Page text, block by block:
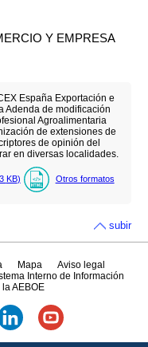
Y EMPRESA
España Exportación e
Adenda de modificación
Agroalimentaria
de extensiones de
de opinión del
en diversas localidades.
KB) Otros formatos
subir
Mapa
Aviso legal
Interno de Información
AEBOE